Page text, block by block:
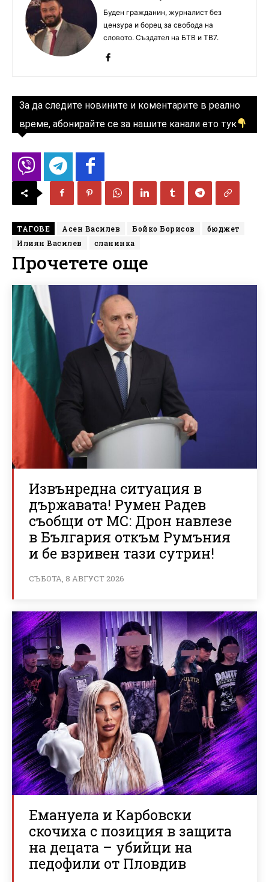
Буден гражданин, журналист без
цензура и борец за свобода на
словото. Създател на БТВ и ТВ7.
За да следите новините и коментарите в реално
време, абонирайте се за нашите канали ето тук
ТАГОВЕ Асен Василев Бойко Борисов
бюджет
Илиян Василев
сланинка
Прочетете още
Извънредна ситуация в
държавата! Румен Радев
съобщи от МС: Дрон навлезе
в България откъм Румъния
и бе взривен тази сутрин!
СЪБОТА, 8 АВГУСТ 2026
Емануела и Карбовски
скочиха с позиция в защита
на децата – убийци на
педофили от Пловдив